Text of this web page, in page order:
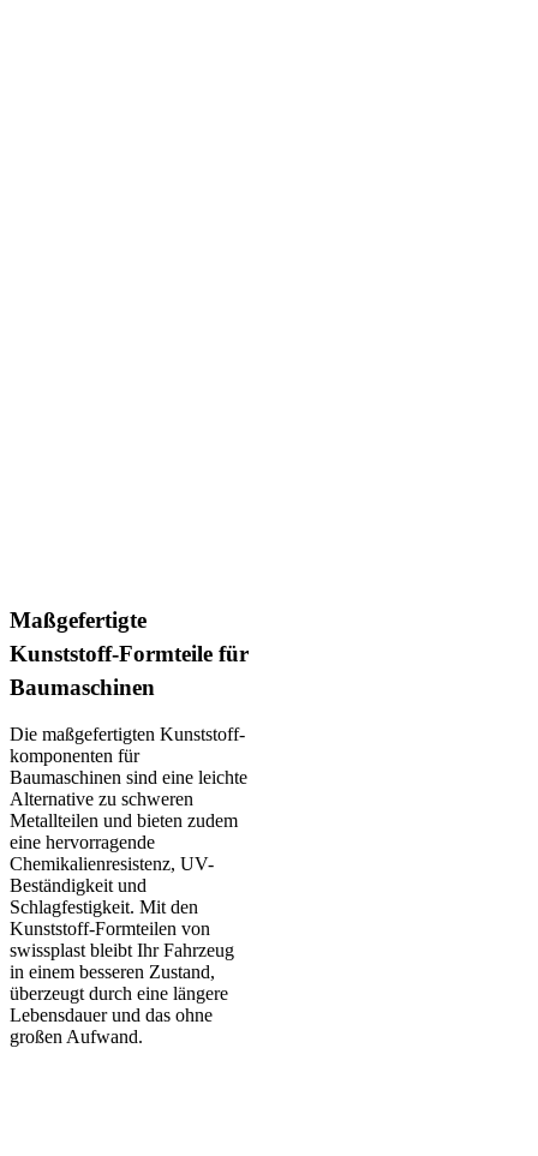
Maßgefertigte
Kunststoff-Formteile für
Baumaschinen
Die maßgefertigten Kunststoff­
komponenten für
Baumaschinen sind eine leichte
Alternative zu schweren
Metallteilen und bieten zudem
eine hervorragende
Chemikalien­resistenz, UV-
Beständigkeit und
Schlagfestigkeit. Mit den
Kunststoff-Formteilen von
swissplast bleibt Ihr Fahrzeug
in einem besseren Zustand,
überzeugt durch eine längere
Lebensdauer und das ohne
großen Aufwand.